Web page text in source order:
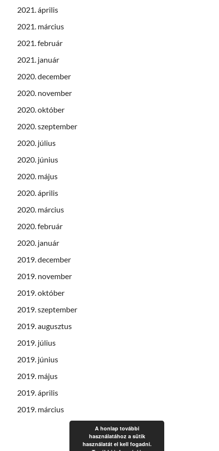
2021. április
2021. március
2021. február
2021. január
2020. december
2020. november
2020. október
2020. szeptember
2020. július
2020. június
2020. május
2020. április
2020. március
2020. február
2020. január
2019. december
2019. november
2019. október
2019. szeptember
2019. augusztus
2019. július
2019. június
2019. május
2019. április
2019. március
A honlap további
használatához a sütik
használatát el kell fogadni.